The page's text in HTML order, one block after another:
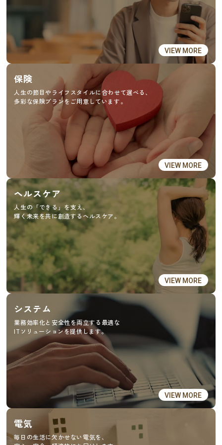
VIEW MORE
保険
人生の節目やライフスタイルに合わせて選べる、
多彩な保険プランをご用意しています。
VIEW MORE
ヘルスケア
人生の「できる」を支え、
輝く未来を共に創造するヘルスケア。
VIEW MORE
システム
業務効率化と安全性を両立する最適な
ITソリューションを提供します。
VIEW MORE
電気
毎日の生活に欠かせない電気を、